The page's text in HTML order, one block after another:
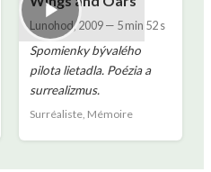
Lunohod,2009— 5 min 52 s
Spomienky bývalého
pilota lietadla. Poézia a
surrealizmus.
Surréaliste, Mémoire